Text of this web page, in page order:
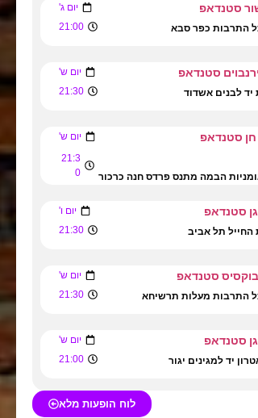
סטנדאפ יום ג'
התרבות כפר סבא 21:00
סטנדאפ יום ש'
יד לבנים אשדוד 21:30
חן סטנדאפ יום ש'
הבמה מתנס פרדס חנה כרכור
21:3
0
סטנדאפ יום ו'
החייל תל אביב 21:30
סטנדאפ יום ש'
התרבות מעלות תרשיחא 21:30
סטנדאפ יום ש'
יד למגינים יגור 21:00
לוח הופעות מלא